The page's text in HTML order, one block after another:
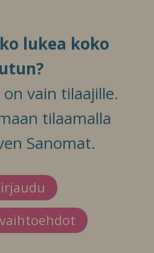
lukea koko
vain tilaajille.
tilaamalla
Sanomat.